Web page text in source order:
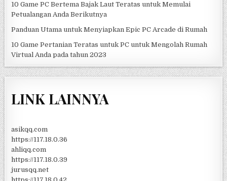
10 Game PC Bertema Bajak Laut Teratas untuk Memulai
Petualangan Anda Berikutnya
Panduan Utama untuk Menyiapkan Epic PC Arcade di Rumah
10 Game Pertanian Teratas untuk PC untuk Mengolah Rumah
Virtual Anda pada tahun 2023
LINK LAINNYA
asikqq.com
https://117.18.0.36
ahliqq.com
https://117.18.0.39
jurusqq.net